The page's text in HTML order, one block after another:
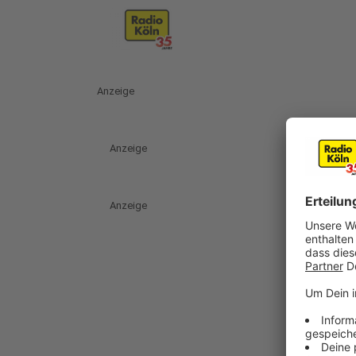
Anzeige
Anzeige
Anzeige